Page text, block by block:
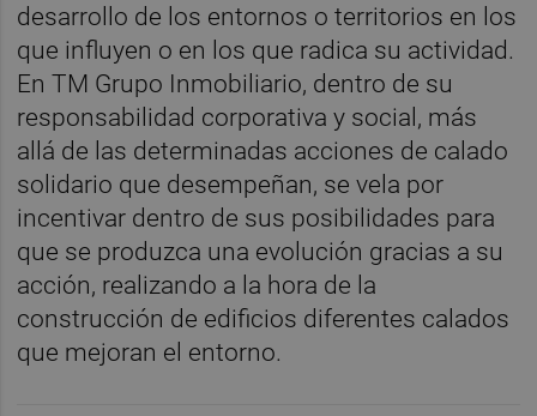
desarrollo de los entornos o territorios en los
que influyen o en los que radica su actividad.
En TM Grupo Inmobiliario, dentro de su
responsabilidad corporativa y social, más
allá de las determinadas acciones de calado
solidario que desempeñan, se vela por
incentivar dentro de sus posibilidades para
que se produzca una evolución gracias a su
acción, realizando a la hora de la
construcción de edificios diferentes calados
que mejoran el entorno.